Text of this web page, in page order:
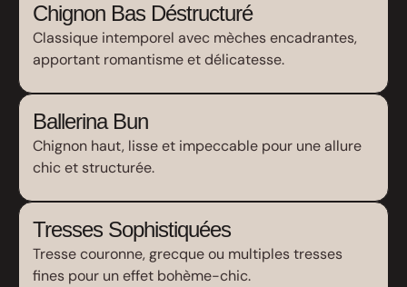
Chignon Bas Déstructuré
Classique intemporel avec mèches encadrantes,
apportant romantisme et délicatesse.
Ballerina Bun
Chignon haut, lisse et impeccable pour une allure
chic et structurée.
Tresses Sophistiquées
Tresse couronne, grecque ou multiples tresses
fines pour un effet bohème-chic.